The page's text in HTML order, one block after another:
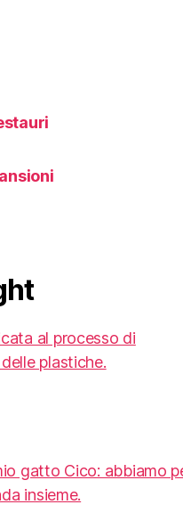
al processo di
plastiche.
gatto Cico: abbiamo
insieme.